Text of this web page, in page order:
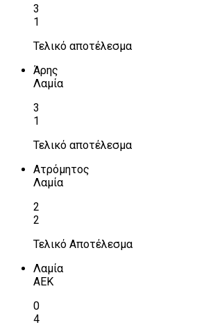
3
1
Τελικό αποτέλεσμα
Άρης
Λαμία
3
1
Τελικό αποτέλεσμα
Ατρόμητος
Λαμία
2
2
Τελικό Αποτέλεσμα
Λαμία
ΑΕΚ
0
4